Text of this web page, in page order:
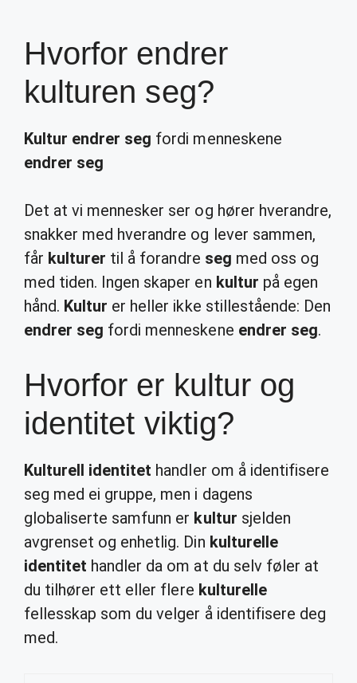
Hvorfor endrer
kulturen seg?
Kultur endrer seg fordi menneskene
endrer seg
Det at vi mennesker ser og hører hverandre,
snakker med hverandre og lever sammen,
får kulturer til å forandre seg med oss og
med tiden. Ingen skaper en kultur på egen
hånd. Kultur er heller ikke stillestående: Den
endrer seg fordi menneskene endrer seg.
Hvorfor er kultur og
identitet viktig?
Kulturell identitet handler om å identifisere
seg med ei gruppe, men i dagens
globaliserte samfunn er kultur sjelden
avgrenset og enhetlig. Din kulturelle
identitet handler da om at du selv føler at
du tilhører ett eller flere kulturelle
fellesskap som du velger å identifisere deg
med.